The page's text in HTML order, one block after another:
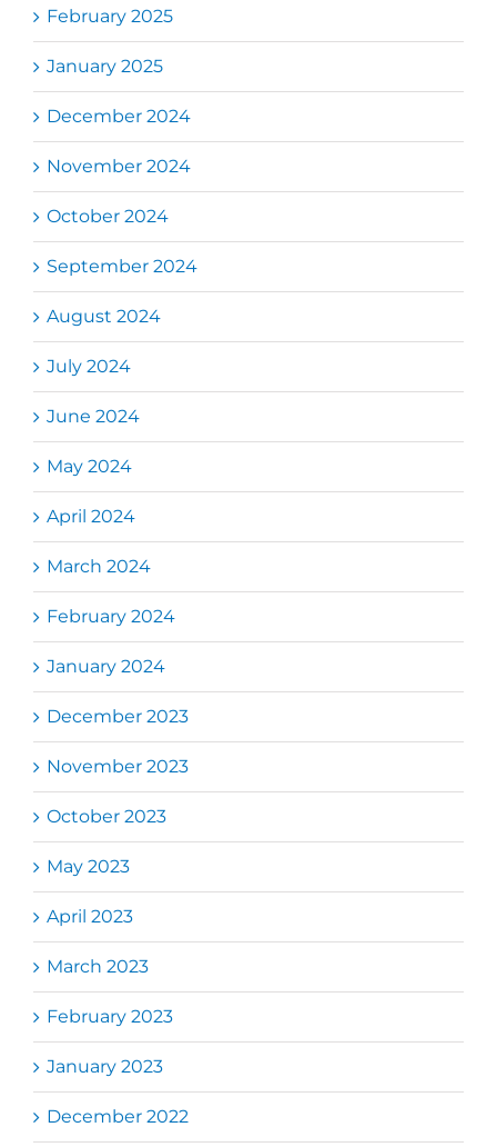
February 2025
January 2025
December 2024
November 2024
October 2024
September 2024
August 2024
July 2024
June 2024
May 2024
April 2024
March 2024
February 2024
January 2024
December 2023
November 2023
October 2023
May 2023
April 2023
March 2023
February 2023
January 2023
December 2022